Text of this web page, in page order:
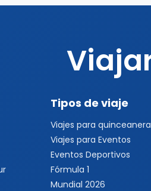
Eventos Deportivos
Fórmula 1
Festivales